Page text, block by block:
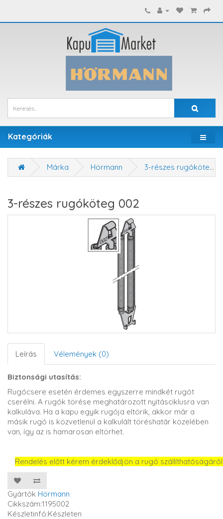
Kategóriák
Márka Hörmann 3-részes rugóköteg 002
3-részes rugóköteg 002
Leírás Vélemények (0)
Biztonsági utasítás:
Rugócsere esetén érdemes egyszerre mindkét rugót
cserélni. A rugók törése meghatározott nyitásciklusra van
kalkuláva. Ha a kapu egyik rugója eltörik, akkor már a
másik rugó is közvetlenül a kalkulált töréshatár közelében
van, így az is hamarosan eltörhet.
Rendelés előtt kérem érdeklődjön a rugó
Gyártók Hörmann
Cikkszám:1195002
Készletinfó:Készleten